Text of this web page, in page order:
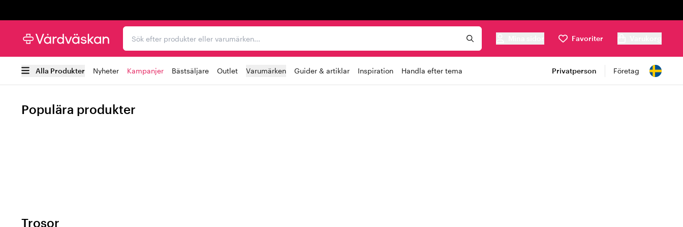
Sök efter produkter eller varumärken...
Favoriter
Alla Produkter Nyheter Kampanjer Bästsäljare Outlet Varumärken Guider & artiklar Inspiration Handla efter tema Privatperson Företag
Populära produkter
Trosor